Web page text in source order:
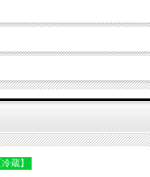
冷蔵】